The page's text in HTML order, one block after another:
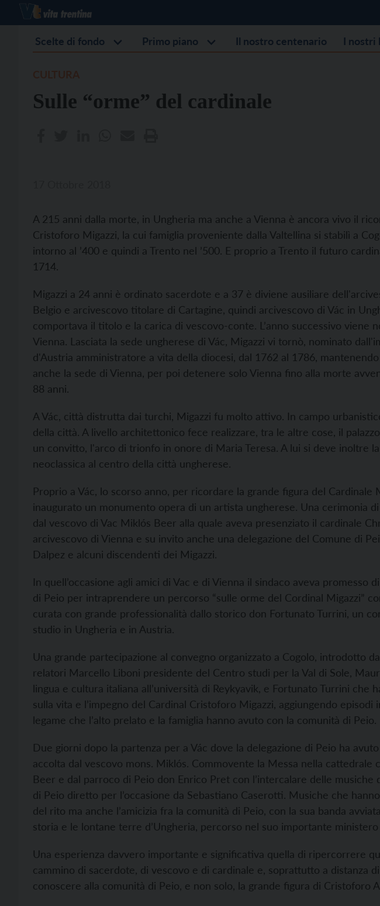
Scelte di fondo Primo piano Il nostro centenario I nostri
Sulle “orme” del cardinale
A 215 anni dalla morte, in Ungheria ma anche a Vienna è ancora vivo il
Cristoforo Migazzi, la cui famiglia proveniente dalla Valtellina si stabilì a
intorno al ’400 e quindi a Trento nel ’500. E proprio a Trento il futuro
1714.
Migazzi a 24 anni è ordinato sacerdote e a 37 è diviene ausiliare
Belgio e arcivescovo titolare di Cartagine, quindi arcivescovo di Vác in
comportava il titolo e la carica di vescovo-conte. L’anno successivo viene
Vienna. Lasciata la sede ungherese di Vác, Migazzi vi tornò, nominato
d'Austria amministratore a vita della diocesi, dal 1762 al 1786,
anche la sede di Vienna, per poi detenere solo Vienna fino alla morte
88 anni.
A Vác, città distrutta dai turchi, Migazzi fu molto attivo. In campo
della città. A livello architettonico fece realizzare, tra le altre cose, il
un convitto, l'arco di trionfo in onore di Maria Teresa. A lui si deve inoltre
neoclassica al centro della città ungherese.
Proprio a Vác, lo scorso anno, per ricordare la grande figura del Cardinale
inaugurato un monumento opera di un artista ungherese. Una cerimonia
dal vescovo di Vac Miklós Beer alla quale aveva presenziato il cardinale
arcivescovo di Vienna e su invito anche una delegazione del Comune di
Dalpez e alcuni discendenti dei Migazzi.
In quell’occasione agli amici di Vac e di Vienna il sindaco aveva promesso
di Peio per intraprendere un percorso “sulle orme del Cordinal Migazzi”
curata con grande professionalità dallo storico don Fortunato Turrini, un
studio in Ungheria e in Austria.
Una grande partecipazione al convegno organizzato a Cogolo, introdotto
relatori Marcello Liboni presidente del Centro studi per la Val di Sole,
lingua e cultura italiana all’università di Reykyavik, e Fortunato Turrini che
sulla vita e l’impegno del Cardinal Cristoforo Migazzi, aggiungendo
legame che l’alto prelato e la famiglia hanno avuto con la comunità di Peio.
Due giorni dopo la partenza per a Vác dove la delegazione di Peio ha avuto
accolta dal vescovo mons. Miklós. Commovente la Messa nella cattedrale
Beer e dal parroco di Peio don Enrico Pret con l’intercalare delle musiche
di Peio diretto per l’occasione da Sebastiano Caserotti. Musiche che
del rito ma anche l’amicizia fra la comunità di Peio, con la sua banda
storia e le lontane terre d’Ungheria, percorso nel suo importante
Una esperienza davvero importante e significativa quella di ripercorrere
cammino di sacerdote, di vescovo e di cardinale e, soprattutto a distanza
conoscere alla comunità di Peio, e non solo, la grande figura di Cristoforo